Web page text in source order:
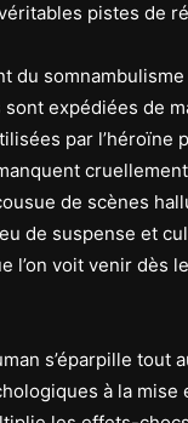
pistes de
du
expédiées de
par l’héroïne
de scènes
de suspense et
l’on voit venir dès
s’éparpille tout
à la mise